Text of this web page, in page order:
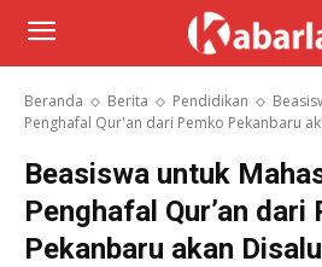
Beranda Berita Pendidikan
Penghafal Qur'an dari Pemko Pekanbaru
Beasiswa untuk
Penghafal Qur’an dari
Pekanbaru akan